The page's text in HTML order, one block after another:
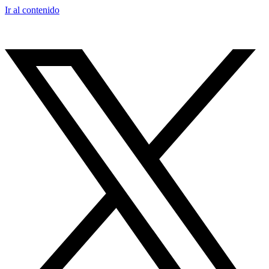
Ir al contenido